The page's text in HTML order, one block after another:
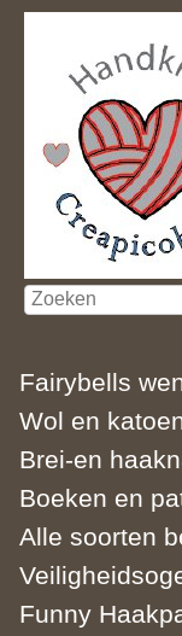
Fairybells
Wol en
Brei-en
Boeken en
Alle soorten
Funny